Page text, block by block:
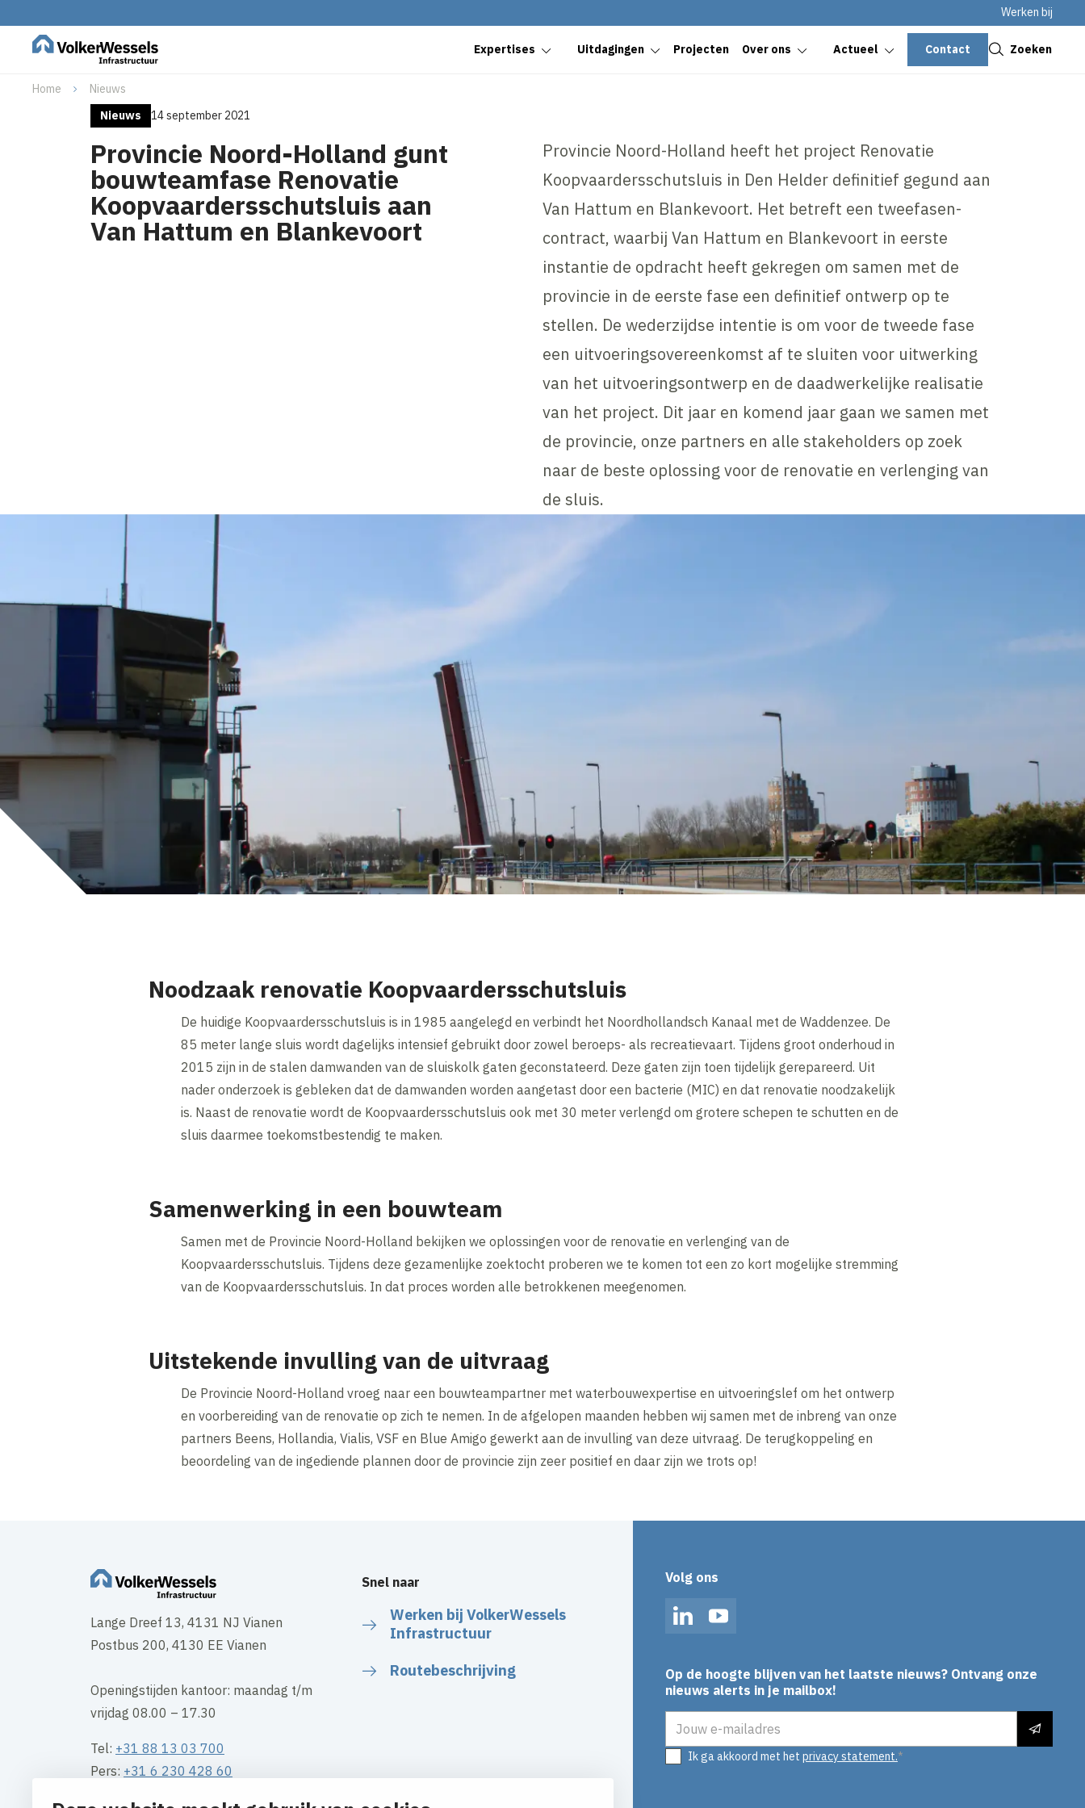
Werken bij
Expertises Uitdagingen Projecten Over ons Actueel Contact Zoeken
Home
Nieuws
Nieuws
14 september 2021
Provincie Noord-Holland gunt
bouwteamfase Renovatie
Koopvaardersschutsluis aan
Van Hattum en Blankevoort
Provincie Noord-Holland heeft het project Renovatie
Koopvaardersschutsluis in Den Helder definitief gegund aan
Van Hattum en Blankevoort. Het betreft een tweefasen-
contract, waarbij Van Hattum en Blankevoort in eerste
instantie de opdracht heeft gekregen om samen met de
provincie in de eerste fase een definitief ontwerp op te
stellen. De wederzijdse intentie is om voor de tweede fase
een uitvoeringsovereenkomst af te sluiten voor uitwerking
van het uitvoeringsontwerp en de daadwerkelijke realisatie
van het project. Dit jaar en komend jaar gaan we samen met
de provincie, onze partners en alle stakeholders op zoek
naar de beste oplossing voor de renovatie en verlenging van
de sluis.
Noodzaak renovatie Koopvaardersschutsluis
De huidige Koopvaardersschutsluis is in 1985 aangelegd en verbindt het Noordhollandsch Kanaal met de Waddenzee. De
85 meter lange sluis wordt dagelijks intensief gebruikt door zowel beroeps- als recreatievaart. Tijdens groot onderhoud in
2015 zijn in de stalen damwanden van de sluiskolk gaten geconstateerd. Deze gaten zijn toen tijdelijk gerepareerd. Uit
nader onderzoek is gebleken dat de damwanden worden aangetast door een bacterie (MIC) en dat renovatie noodzakelijk
is. Naast de renovatie wordt de Koopvaardersschutsluis ook met 30 meter verlengd om grotere schepen te schutten en de
sluis daarmee toekomstbestendig te maken.
Samenwerking in een bouwteam
Samen met de Provincie Noord-Holland bekijken we oplossingen voor de renovatie en verlenging van de
Koopvaardersschutsluis. Tijdens deze gezamenlijke zoektocht proberen we te komen tot een zo kort mogelijke stremming
van de Koopvaardersschutsluis. In dat proces worden alle betrokkenen meegenomen.
Uitstekende invulling van de uitvraag
De Provincie Noord-Holland vroeg naar een bouwteampartner met waterbouwexpertise en uitvoeringslef om het ontwerp
en voorbereiding van de renovatie op zich te nemen. In de afgelopen maanden hebben wij samen met de inbreng van onze
partners Beens, Hollandia, Vialis, VSF en Blue Amigo gewerkt aan de invulling van deze uitvraag. De terugkoppeling en
beoordeling van de ingediende plannen door de provincie zijn zeer positief en daar zijn we trots op!
Lange Dreef 13, 4131 NJ Vianen
Postbus 200, 4130 EE Vianen
Openingstijden kantoor: maandag t/m
vrijdag 08.00 – 17.30
Tel: +31 88 13 03 700
Pers: +31 6 230 428 60
Snel naar
Werken bij VolkerWessels
Infrastructuur
Routebeschrijving
Volg ons
LinkedInYouTube
Op de hoogte blijven van het laatste nieuws? Ontvang onze
nieuws alerts in je mailbox!
Ik ga akkoord met het privacy statement.
Sluiten